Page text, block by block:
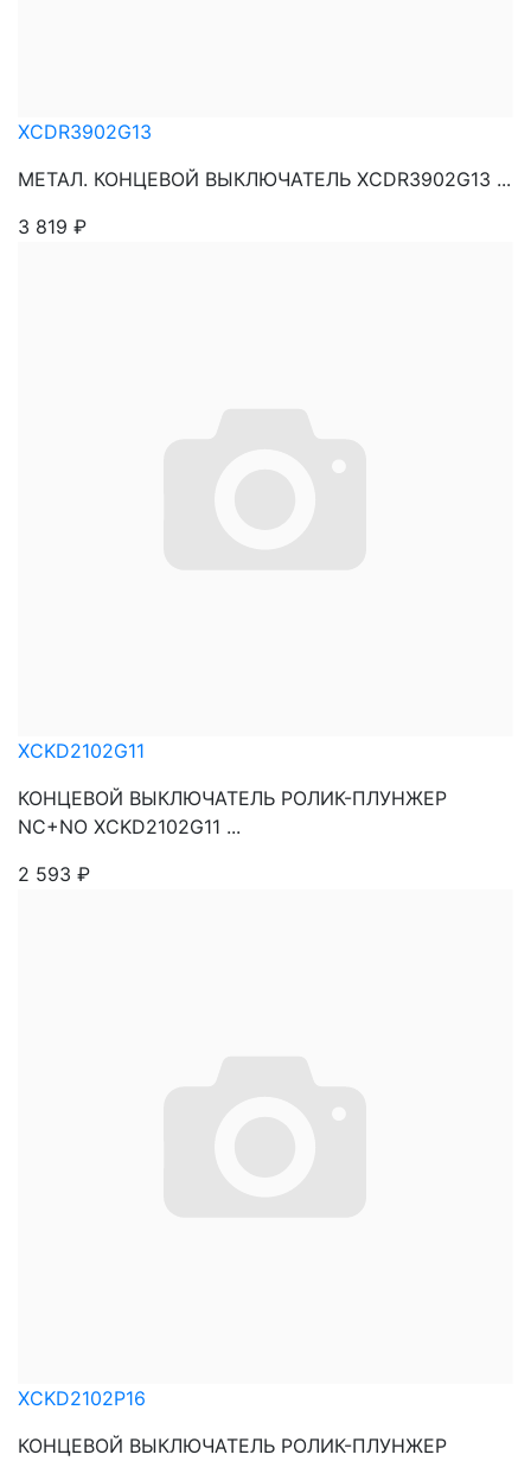
XCDR3902G13
МЕТАЛ. КОНЦЕВОЙ ВЫКЛЮЧАТЕЛЬ XCDR3902G13 ...
3 819 ₽
XCKD2102G11
КОНЦЕВОЙ ВЫКЛЮЧАТЕЛЬ РОЛИК-ПЛУНЖЕР
NC+NO XCKD2102G11 ...
2 593 ₽
XCKD2102P16
КОНЦЕВОЙ ВЫКЛЮЧАТЕЛЬ РОЛИК-ПЛУНЖЕР